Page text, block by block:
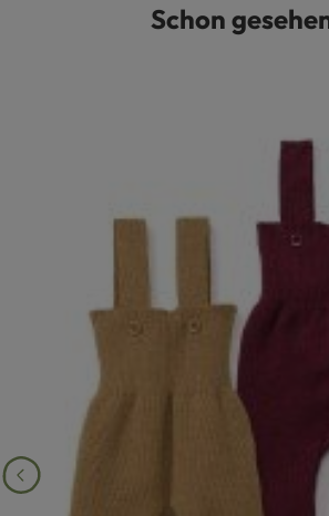
Produktgalerie überspringen
Schon